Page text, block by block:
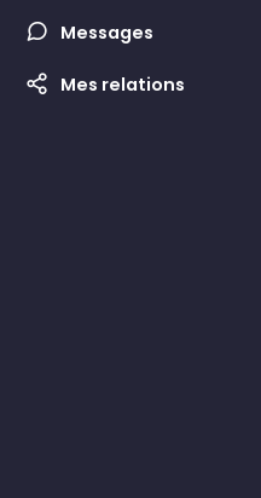
Messages
Mes relations